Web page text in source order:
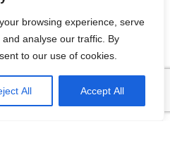
browsing experience, serve
analyse our traffic. By
to our use of cookies.
All Accept All
kĩ năng của một người
Bonus: Chọn ngành
VI